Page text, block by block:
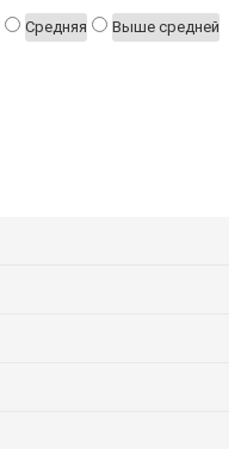
Средняя Выше средней